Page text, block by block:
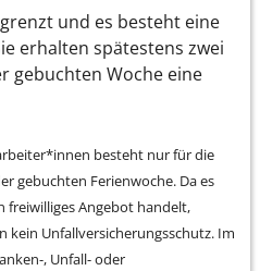
und es besteht eine
erhalten spätestens zwei
gebuchten Woche eine
besteht nur für die
gebuchten Ferienwoche. Da es
freiwilliges Angebot handelt,
kein Unfallversicherungsschutz. Im
, Unfall- oder